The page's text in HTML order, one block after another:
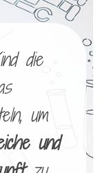
die
um
und